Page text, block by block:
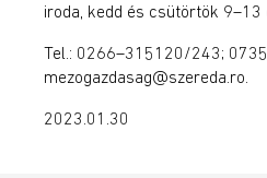
iroda, kedd és csütörtök 9–13
Tel.: 0266–315120/243;
mezogazdasag@szereda.ro.
2023.01.30